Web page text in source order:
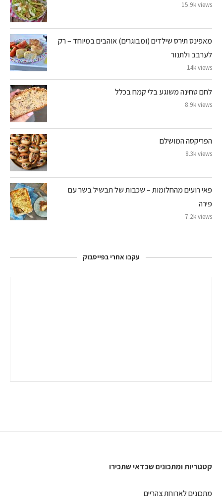
15.9k views
מאפינס תירס שילדים (ומבוגרים) אוהבים במיוחד – רק
לערבב ולתנור
14k views
לחם טחינה משוגע בלי קמח בכלל
8.9k views
הפריקסה המושלם
8.3k views
פאי רועים מהחלומות – שכבות של תבשיל בשר עם
פירה
7.2k views
עקבו אחרי בפייסבוק
קטגוריות ומתכונים שכדאי שתכירו
מתכונים לארוחת צהריים